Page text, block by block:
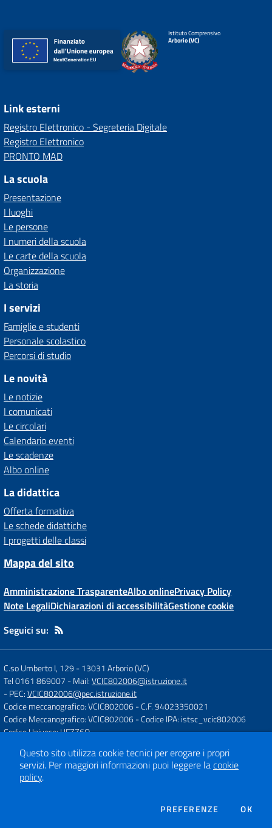
Istituto Comprensivo
Arborio (VC)
Link esterni
Registro Elettronico - Segreteria Digitale
Registro Elettronico
PRONTO MAD
La scuola
Presentazione
I luoghi
Le persone
I numeri della scuola
Le carte della scuola
Organizzazione
La storia
I servizi
Famiglie e studenti
Personale scolastico
Percorsi di studio
Le novità
Le notizie
I comunicati
Le circolari
Calendario eventi
Le scadenze
Albo online
La didattica
Offerta formativa
Le schede didattiche
I progetti delle classi
Mappa del sito
Amministrazione TrasparenteAlbo onlinePrivacy Policy
Note LegaliDichiarazioni di accessibilitàGestione cookie
Seguici su:
C.so Umberto I, 129 -13031 Arborio (VC)
Tel 0161 869007 - Mail:VCIC802006@istruzione.it
- PEC:VCIC802006@pec.istruzione.it
Codice meccanografico: VCIC802006- C.F. 94023350021
Codice Meccanografico: VCIC802006- Codice IPA: istsc_vcic802006
Codice Univoco: UFZZ6Q
Concept & Design by
Designers Italia
Questo sito utilizza cookie tecnici per erogare i propri
servizi. Per maggiori informazioni puoi leggere lacookie
policy.
PREFERENZE DEI COOKIE
OK